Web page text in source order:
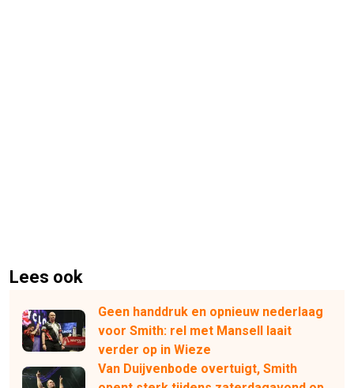
Lees ook
Geen handdruk en opnieuw nederlaag
voor Smith: rel met Mansell laait
verder op in Wieze
Van Duijvenbode overtuigt, Smith